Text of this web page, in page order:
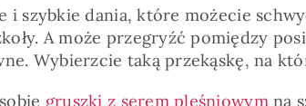
i szybkie dania, które możecie
A może przegryźć pomiędzy
Wybierzcie taką przekąskę, na
gruszki z serem pleśniowymna